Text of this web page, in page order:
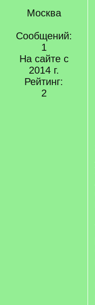
Москва
Сообщений:
1
На сайте с
2014 г.
Рейтинг:
2